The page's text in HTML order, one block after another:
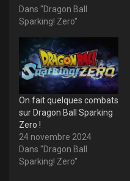
Dans "Dragon Ball
Sparking! Zero"
On fait quelques combats
sur Dragon Ball Sparking
Zero !
24 novembre 2024
Dans "Dragon Ball
Sparking! Zero"